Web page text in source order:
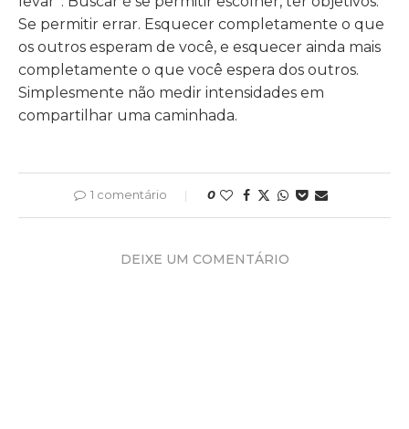
Se permitir errar. Esquecer completamente o que
os outros esperam de você, e esquecer ainda mais
completamente o que você espera dos outros.
Simplesmente não medir intensidades em
compartilhar uma caminhada.
1 comentário 0
DEIXE UM COMENTÁRIO